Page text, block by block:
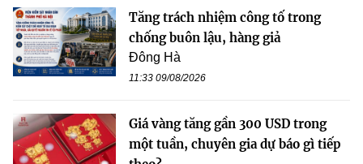
Tăng trách nhiệm công tố trong
chống buôn lậu, hàng giả
Đông Hà
11:33 09/08/2026
Giá vàng tăng gần 300 USD trong
một tuần, chuyên gia dự báo gì tiếp